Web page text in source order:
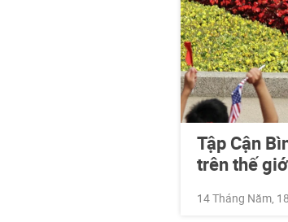
Tập Cận
trên thế
14 Tháng Năm,